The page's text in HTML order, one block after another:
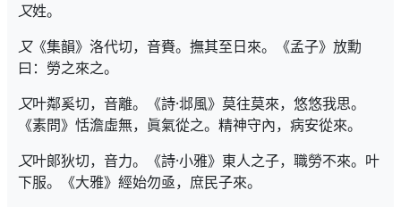
又姓。
又《集韻》洛代切，音賚。撫其至日來。《孟子》放勳
曰：勞之來之。
又叶鄰奚切，音離。《詩·邶風》莫往莫來，悠悠我思。
《素問》恬澹虛無，眞氣從之。精神守內，病安從來。
又叶郞狄切，音力。《詩·小雅》東人之子，職勞不來。叶
下服。《大雅》經始勿亟，庶民子來。